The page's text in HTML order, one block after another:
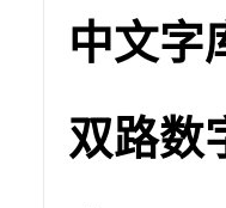
中文字
双路数